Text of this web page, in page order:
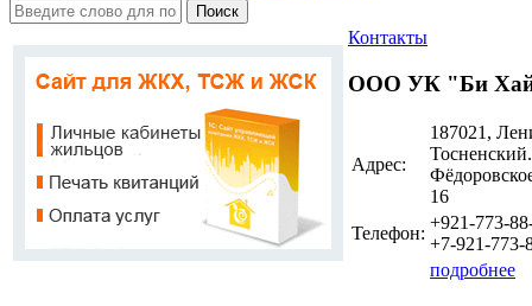
Поиск
Контакты
ООО УК "Би
Адрес:
187021,
16
Телефон:
+921-773-
+7-921-773-
подробнее